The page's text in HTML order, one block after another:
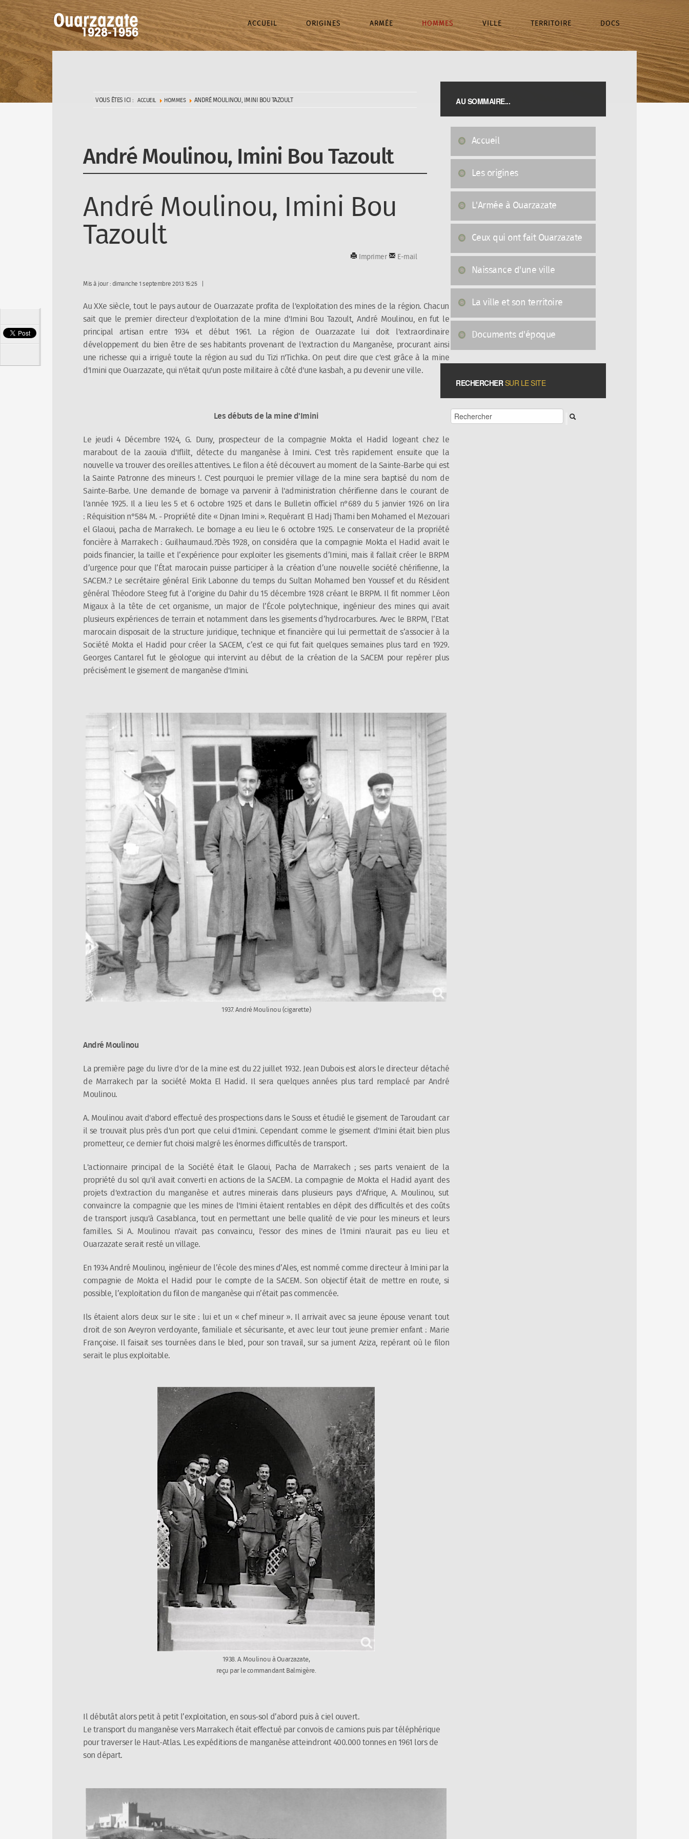
ACCUEIL ORIGINES ARMÉE HOMMES VILLE TERRITOIRE DOCS
VOUS ÊTES ICI : ACCUEIL HOMMES ANDRÉ MOULINOU, IMINI BOU TAZOULT
André Moulinou, Imini Bou Tazoult
André Moulinou, Imini Bou
Tazoult Imprimer E-mail
Mis à jour : dimanche 1 septembre 2013 15:25
Au XXe siècle, tout le pays autour de Ouarzazate profita de l'exploitation des mines de la région. Chacun
sait que le premier directeur d'exploitation de la mine d'Imini Bou Tazoult, André Moulinou, en fut le
principal artisan entre 1934 et début 1961. La région de Ouarzazate lui doit l'extraordinaire
développement du bien être de ses habitants provenant de l'extraction du Manganèse, procurant ainsi
une richesse qui a irrigué toute la région au sud du Tizi n'Tichka. On peut dire que c'est grâce à la mine
d'Imini que Ouarzazate, qui n'était qu'un poste militaire à côté d'une kasbah, a pu devenir une ville.
Les débuts de la mine d'Imini
Le jeudi 4 Décembre 1924, G. Duny, prospecteur de la compagnie Mokta el Hadid logeant chez le
marabout de la zaouïa d'Iflilt, détecte du manganèse à Imini. C'est très rapidement ensuite que la
nouvelle va trouver des oreilles attentives. Le filon a été découvert au moment de la Sainte-Barbe qui est
la Sainte Patronne des mineurs !. C'est pourquoi le premier village de la mine sera baptisé du nom de
Sainte-Barbe. Une demande de bornage va parvenir à l'administration chérifienne dans le courant de
l'année 1925. Il a lieu les 5 et 6 octobre 1925 et dans le Bulletin officiel n°689 du 5 janvier 1926 on lira
: Réquisition n°584 M. - Propriété dite « Djnan Imini ». Requérant El Hadj Thami ben Mohamed el Mezouari
el Glaoui, pacha de Marrakech. Le bornage a eu lieu le 6 octobre 1925. Le conservateur de la propriété
foncière à Marrakech : Guilhaumaud.?Dès 1928, on considéra que la compagnie Mokta el Hadid avait le
poids financier, la taille et l’expérience pour exploiter les gisements d’Imini, mais il fallait créer le BRPM
d’urgence pour que l’État marocain puisse participer à la création d’une nouvelle société chérifienne, la
SACEM.? Le secrétaire général Eirik Labonne du temps du Sultan Mohamed ben Youssef et du Résident
général Théodore Steeg fut à l’origine du Dahir du 15 décembre 1928 créant le BRPM. Il fit nommer Léon
Migaux à la tête de cet organisme, un major de l’École polytechnique, ingénieur des mines qui avait
plusieurs expériences de terrain et notamment dans les gisements d’hydrocarbures. Avec le BRPM, l’Etat
marocain disposait de la structure juridique, technique et financière qui lui permettait de s’associer à la
Société Mokta el Hadid pour créer la SACEM, c’est ce qui fut fait quelques semaines plus tard en 1929.
Georges Cantarel fut le géologue qui intervint au début de la création de la SACEM pour repérer plus
précisément le gisement de manganèse d'Imini.
1937. André Moulinou (cigarette)
André Moulinou
La première page du livre d'or de la mine est du 22 juillet 1932. Jean Dubois est alors le directeur détaché
de Marrakech par la société Mokta El Hadid. Il sera quelques années plus tard remplacé par André
Moulinou.
A. Moulinou avait d'abord effectué des prospections dans le Souss et étudié le gisement de Taroudant car
il se trouvait plus près d'un port que celui d'Imini. Cependant comme le gisement d'Imini était bien plus
prometteur, ce dernier fut choisi malgré les énormes difficultés de transport.
L'actionnaire principal de la Société était le Glaoui, Pacha de Marrakech ; ses parts venaient de la
propriété du sol qu'il avait converti en actions de la SACEM. La compagnie de Mokta el Hadid ayant des
projets d'extraction du manganèse et autres minerais dans plusieurs pays d'Afrique, A. Moulinou, sut
convaincre la compagnie que les mines de l'Imini étaient rentables en dépit des difficultés et des coûts
de transport jusqu'à Casablanca, tout en permettant une belle qualité de vie pour les mineurs et leurs
familles. Si A. Moulinou n'avait pas convaincu, l'essor des mines de l'Imini n'aurait pas eu lieu et
Ouarzazate serait resté un village.
En 1934 André Moulinou, ingénieur de l’école des mines d’Ales, est nommé comme directeur à Imini par la
compagnie de Mokta el Hadid pour le compte de la SACEM. Son objectif était de mettre en route, si
possible, l’exploitation du filon de manganèse qui n’était pas commencée.
Ils étaient alors deux sur le site : lui et un « chef mineur ». Il arrivait avec sa jeune épouse venant tout
droit de son Aveyron verdoyante, familiale et sécurisante, et avec leur tout jeune premier enfant : Marie
Françoise. Il faisait ses tournées dans le bled, pour son travail, sur sa jument Aziza, repérant où le filon
serait le plus exploitable.
1938. A. Moulinou à Ouarzazate,
reçu par le commandant Balmigère.
Il débutât alors petit à petit l’exploitation, en sous-sol d’abord puis à ciel ouvert.
Le transport du manganèse vers Marrakech était effectué par convois de camions puis par téléphérique
pour traverser le Haut-Atlas. Les expéditions de manganèse atteindront 400.000 tonnes en 1961 lors de
son départ.
AU SOMMAIRE...
Accueil
Les origines
L'Armée à Ouarzazate
Ceux qui ont fait Ouarzazate
Naissance d'une ville
La ville et son territoire
Documents d'époque
RECHERCHERSUR LE SITE